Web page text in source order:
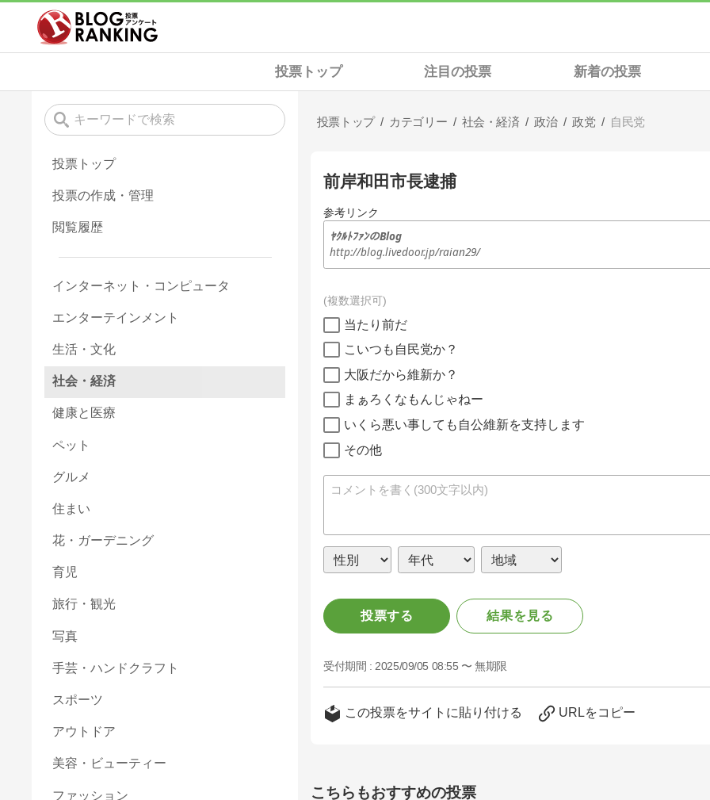
投票トップ 注目の投票 新着の投票
投票トップ カテゴリー 社会・経済 政治 政党 自民党
前岸和田市長逮捕
参考リンク
ﾔｸﾙﾄﾌｧﾝのBlog
http://blog.livedoor.jp/raian29/
複数選択可
当たり前だ
こいつも自民党か？
大阪だから維新か？
まぁろくなもんじゃねー
いくら悪い事しても自公維新を支持します
その他
投票する 結果を見る
受付期間 : 2025/09/05 08:55 〜 無期限
この投票をサイトに貼り付ける URLをコピー
こちらもおすすめの投票
投票トップ
投票の作成・管理
閲覧履歴
インターネット・コンピュータ
エンターテインメント
生活・文化
社会・経済
健康と医療
ペット
グルメ
住まい
花・ガーデニング
育児
旅行・観光
写真
手芸・ハンドクラフト
スポーツ
アウトドア
美容・ビューティー
ファッション